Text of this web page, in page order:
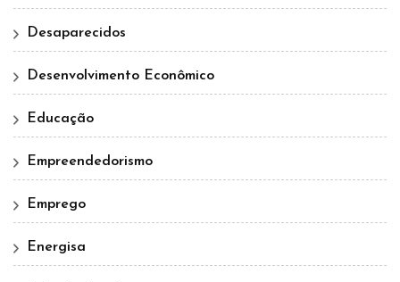
Desaparecidos
Desenvolvimento Econômico
Educação
Empreendedorismo
Emprego
Energisa